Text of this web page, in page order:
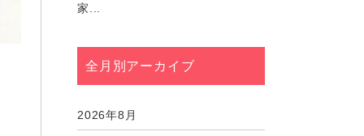
家...
全月別アーカイブ
2026年8月